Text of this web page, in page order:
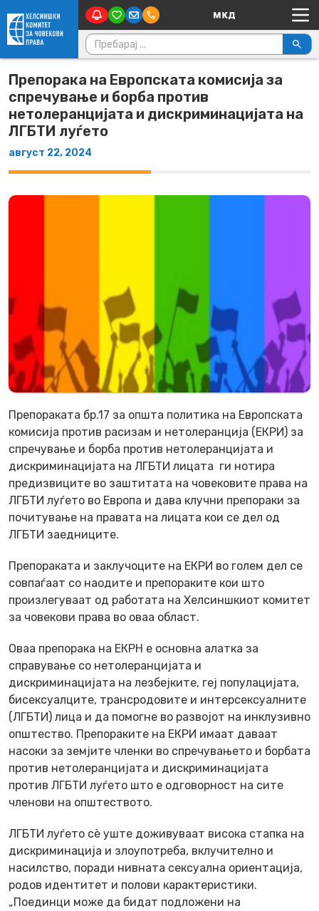
Skip to content Main Navigation
Пребарувај за:
Препорака на Европската комисија за
спречување и борба против
нетолеранцијата и дискриминацијата на
ЛГБТИ луѓето
август 22, 2024
Препораката бр.17 за општа политика на Европската
комисија против расизам и нетолеранција (ЕКРИ) за
спречување и борба против нетолеранцијата и
дискриминацијата на ЛГБТИ лицата ги нотира
предизвиците во заштитата на човековите права на
ЛГБТИ луѓето во Европа и дава клучни препораки за
почитување на правата на лицата кои се дел од
ЛГБТИ заедниците.
Препораката и заклучоците на ЕКРИ во голем дел се
совпаѓаат со наодите и препораките кои што
произлегуваат од работата на Хелсиншкиот комитет
за човекови права во оваа област.
Оваа препорака на ЕКРН e основна алатка за
справување со нетолеранцијата и
дискриминацијата на лезбејките, геј популацијата,
бисексуалците, трансродовите и интерсексуалните
(ЛГБТИ) лица и да помогне во развојот на инклузивно
општество. Препораките на ЕКРИ имаат даваат
насоки за земјите членки во спречувањето и борбата
против нетолеранцијата и дискриминацијата
против ЛГБТИ луѓето што е одговорност на сите
членови на општеството.
ЛГБТИ луѓето сè уште доживуваат висока стапка на
дискриминација и злоупотреба, вклучително и
насилство, поради нивната сексуална ориентација,
родов идентитет и полови карактеристики.
„Поединци може да бидат подложени на